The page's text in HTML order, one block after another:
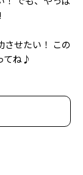
させたい！ この
てね♪